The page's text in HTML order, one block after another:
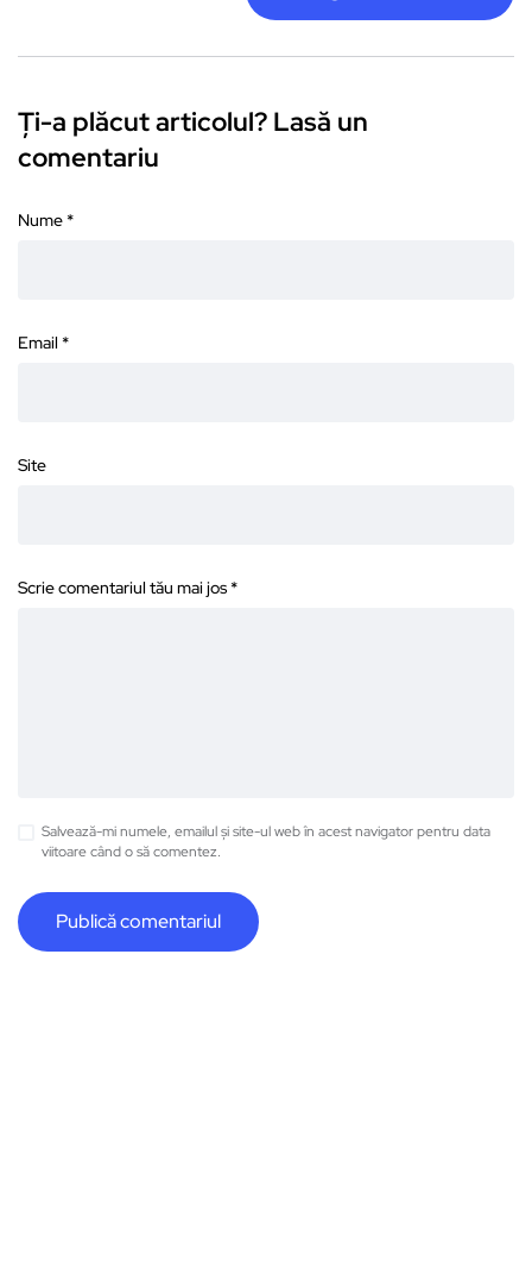
Ți-a plăcut articolul? Lasă un
comentariu
Nume *
Email *
Site
Scrie comentariul tău mai jos *
Salvează-mi numele, emailul și site-ul web în acest navigator pentru data
viitoare când o să comentez.